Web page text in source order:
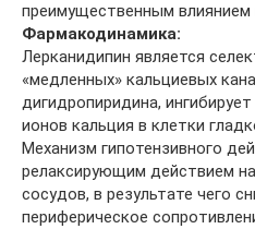
преимущественным влиянием
Фармакодинамика:
Лерканидипин является
«медленных» кальциевых
дигидропиридина,
ионов кальция в клетки
Механизм гипотензивного
релаксирующим действием
сосудов, в результате чего
периферическое